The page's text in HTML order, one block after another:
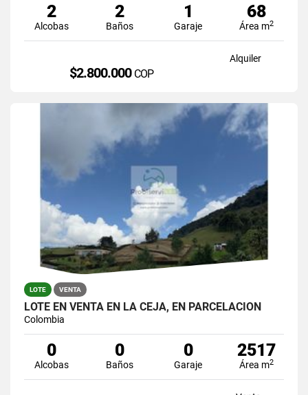
2
Alcobas
2
Baños
1
Garaje
68
Área m2
Alquiler
$2.800.000 COP
LOTE VENTA
LOTE EN VENTA EN LA CEJA, EN PARCELACION
Colombia
0
Alcobas
0
Baños
0
Garaje
2517
Área m2